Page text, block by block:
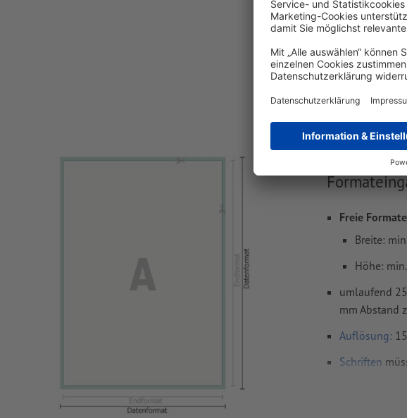
Lieferung ca.:
Freie
Breite:
Höhe:
umlaufend
mm Abstand
Auflösung:
Schriften